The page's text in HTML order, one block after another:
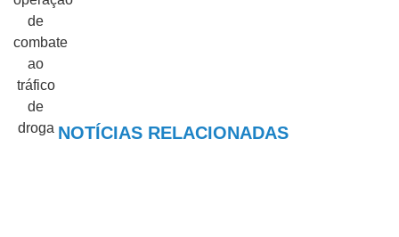
NOTÍCIAS RELACIONADAS